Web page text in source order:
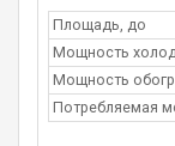
Площадь, до
Мощность
Мощность
Потребляемая